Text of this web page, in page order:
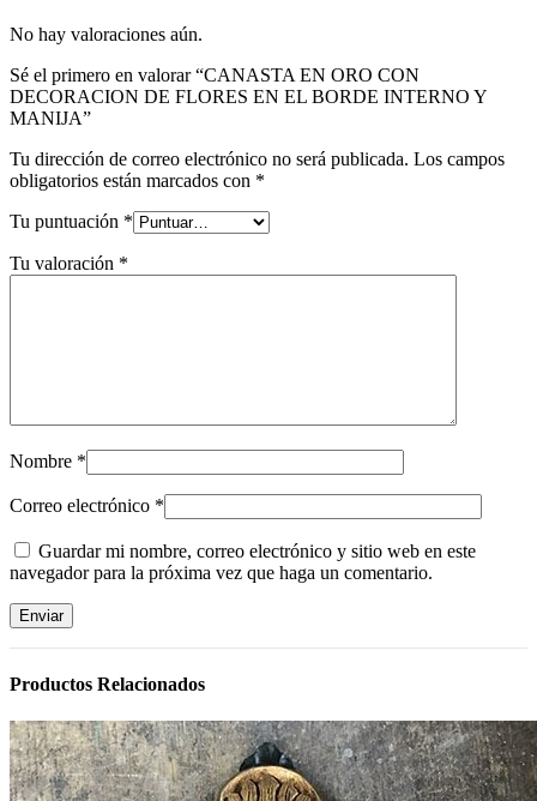
No hay valoraciones aún.
Sé el primero en valorar “CANASTA EN ORO CON
DECORACION DE FLORES EN EL BORDE INTERNO Y
MANIJA”
Tu dirección de correo electrónico no será publicada. Los campos
obligatorios están marcados con *
Tu puntuación *
Tu valoración *
Nombre *
Correo electrónico *
Guardar mi nombre, correo electrónico y sitio web en este
navegador para la próxima vez que haga un comentario.
Productos Relacionados